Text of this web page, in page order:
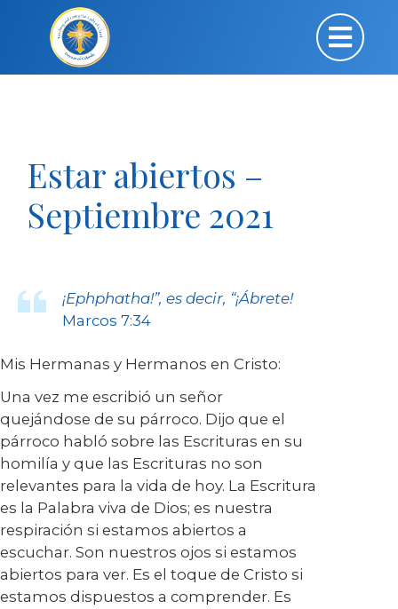
Estar abiertos –
Septiembre 2021
¡Ephphatha!”, es decir, “¡Ábrete!
Marcos 7:34
Mis Hermanas y Hermanos en Cristo:
Una vez me escribió un señor
quejándose de su párroco. Dijo que el
párroco habló sobre las Escrituras en su
homilía y que las Escrituras no son
relevantes para la vida de hoy. La Escritura
es la Palabra viva de Dios; es nuestra
respiración si estamos abiertos a
escuchar. Son nuestros ojos si estamos
abiertos para ver. Es el toque de Cristo si
estamos dispuestos a comprender. Es